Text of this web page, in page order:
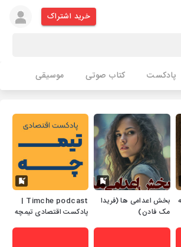
خرید اشتراک
پادکست کتاب صوتی موسیقی
بخش اعدامی ها (فریدا
مک فادن)
Timche podcast |
پادکست اقتصادی تیمچه